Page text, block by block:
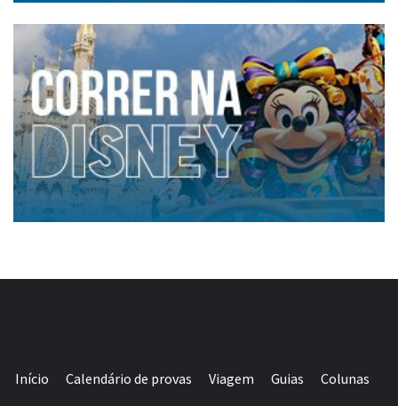
Início Calendário de provas Viagem Guias Colunas